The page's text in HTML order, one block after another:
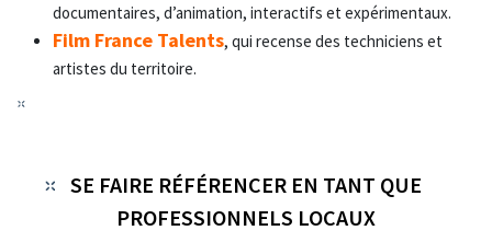
documentaires, d’animation, interactifs et expérimentaux.
Film France Talents, qui recense des techniciens et
artistes du territoire.
SE FAIRE RÉFÉRENCER EN TANT QUE
PROFESSIONNELS LOCAUX